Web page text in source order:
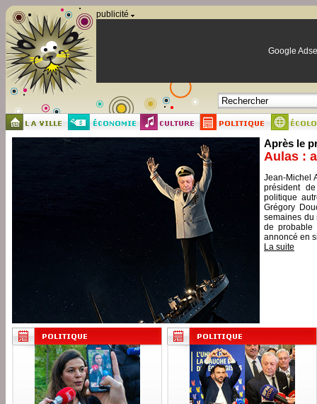
publicité
Google
Après le
Aulas :
Jean-Michel
président
politique
Grégory
semaines du
de probable
annoncé en
La suite
Panneau de gestion des cookies